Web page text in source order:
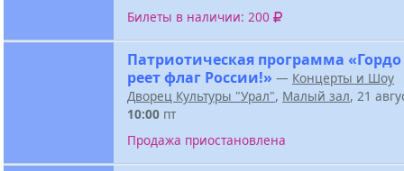
Билеты в наличии: 200
Патриотическая программа «Гордо
реет флаг России!» — Концерты и Шоу
Дворец Культуры "Урал", Малый зал, 21
10:00 пт
Продажа приостановлена